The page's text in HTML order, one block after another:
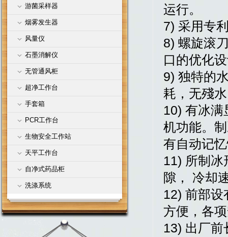
游菌采样器
烟雾发生器
风量仪
石墨消解仪
无管通风柜
超净工作台
手套箱
PCR工作台
生物安全工作站
天平工作台
自净式药品柜
洗涤系统
运行。
7) 采用专
8) 螺旋滚
口的优化
9) 独特的
耗，无殘
10) 有冰满
机功能。
有自动记
11) 所制
隙， 冷却
12) 前部设
方便，各
13) 出厂前